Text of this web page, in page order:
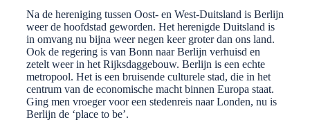
Na de hereniging tussen Oost- en West-Duitsland is Berlijn
weer de hoofdstad geworden. Het herenigde Duitsland is
in omvang nu bijna weer negen keer groter dan ons land.
Ook de regering is van Bonn naar Berlijn verhuisd en
zetelt weer in het Rijksdaggebouw. Berlijn is een echte
metropool. Het is een bruisende culturele stad, die in het
centrum van de economische macht binnen Europa staat.
Ging men vroeger voor een stedenreis naar Londen, nu is
Berlijn de ‘place to be’.